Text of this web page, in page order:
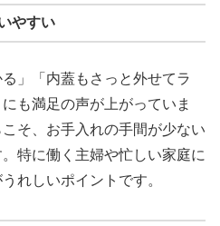
やすい
」「内蓋もさっと外せてラ
も満足の声が上がっていま
そ、お手入れの手間が少ない
特に働く主婦や忙しい家庭に
れしいポイントです。